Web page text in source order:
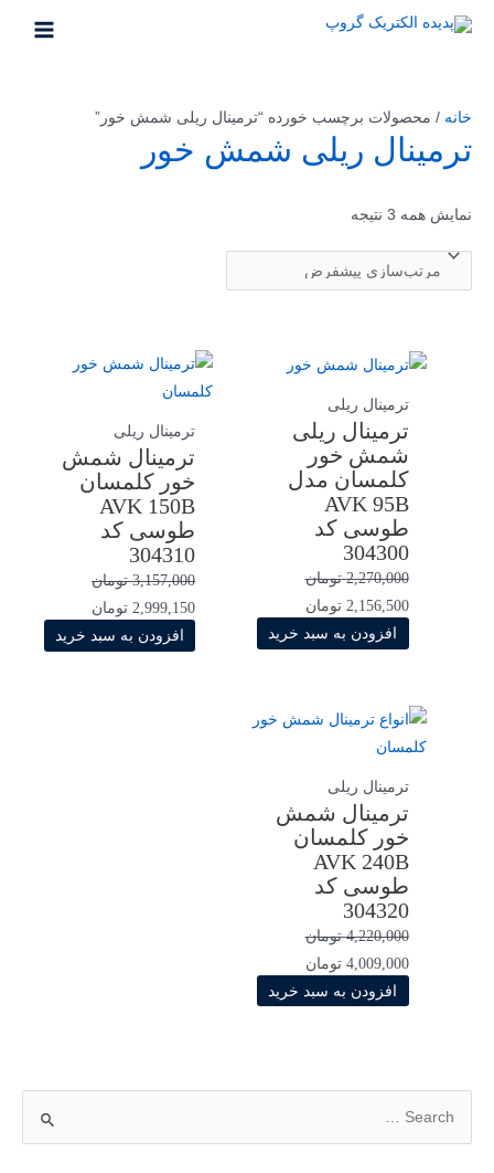
خانه / محصولات برچسب خورده “ترمینال ریلی شمش خور”
ترمینال ریلی شمش خور
نمایش همه 3 نتیجه
ترمینال ریلی
ترمینال ریلی
شمش خور
کلمسان مدل
AVK 95B
طوسی کد
304300
2,270,000 تومان
2,156,500 تومان
افزودن به سبد خرید
ترمینال ریلی
ترمینال شمش
خور کلمسان
AVK 150B
طوسی کد
304310
3,157,000 تومان
2,999,150 تومان
افزودن به سبد خرید
ترمینال ریلی
ترمینال شمش
خور کلمسان
AVK 240B
طوسی کد
304320
4,220,000 تومان
4,009,000 تومان
افزودن به سبد خرید